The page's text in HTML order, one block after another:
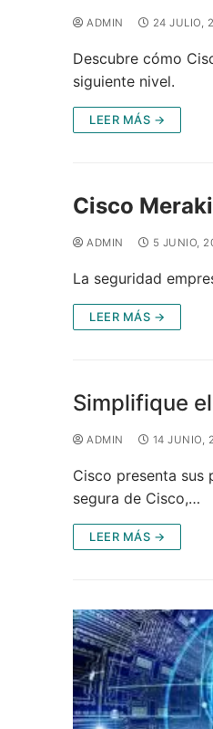
ADMIN 24 JULIO,
Descubre cómo
siguiente nivel.
LEER MÁS →
Cisco
ADMIN 5 JUNIO,
La seguridad
LEER MÁS →
Simplifique
ADMIN 14 JUNIO,
Cisco presenta sus
segura de Cisco,…
LEER MÁS →